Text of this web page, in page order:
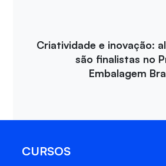
Criatividade e inovação:
são finalistas no
Embalagem
CURSOS